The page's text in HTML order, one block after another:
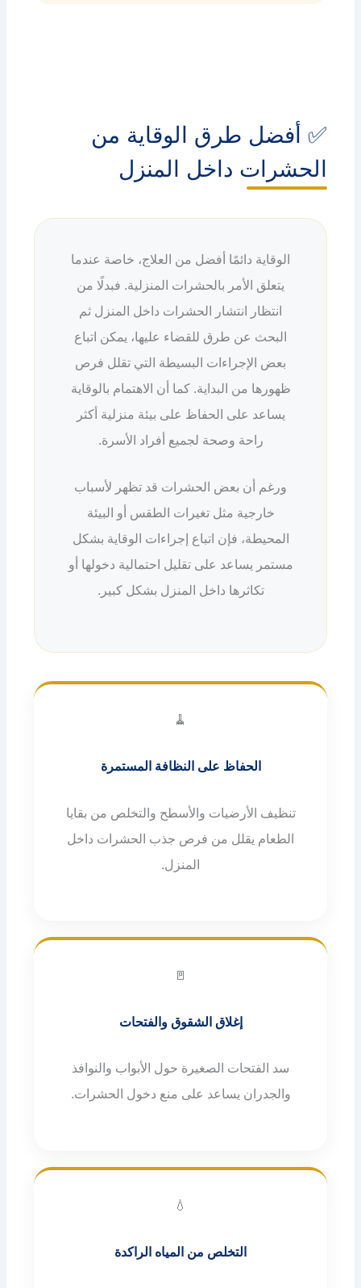
✅ أفضل طرق الوقاية من
الحشرات داخل المنزل
الوقاية دائمًا أفضل من العلاج، خاصة عندما
يتعلق الأمر بالحشرات المنزلية. فبدلًا من
انتظار انتشار الحشرات داخل المنزل ثم
البحث عن طرق للقضاء عليها، يمكن اتباع
بعض الإجراءات البسيطة التي تقلل فرص
ظهورها من البداية. كما أن الاهتمام بالوقاية
يساعد على الحفاظ على بيئة منزلية أكثر
راحة وصحة لجميع أفراد الأسرة.
ورغم أن بعض الحشرات قد تظهر لأسباب
خارجية مثل تغيرات الطقس أو البيئة
المحيطة، فإن اتباع إجراءات الوقاية بشكل
مستمر يساعد على تقليل احتمالية دخولها أو
تكاثرها داخل المنزل بشكل كبير.
الحفاظ على النظافة المستمرة
تنظيف الأرضيات والأسطح والتخلص من بقايا
الطعام يقلل من فرص جذب الحشرات داخل
المنزل.
إغلاق الشقوق والفتحات
سد الفتحات الصغيرة حول الأبواب والنوافذ
والجدران يساعد على منع دخول الحشرات.
التخلص من المياه الراكدة